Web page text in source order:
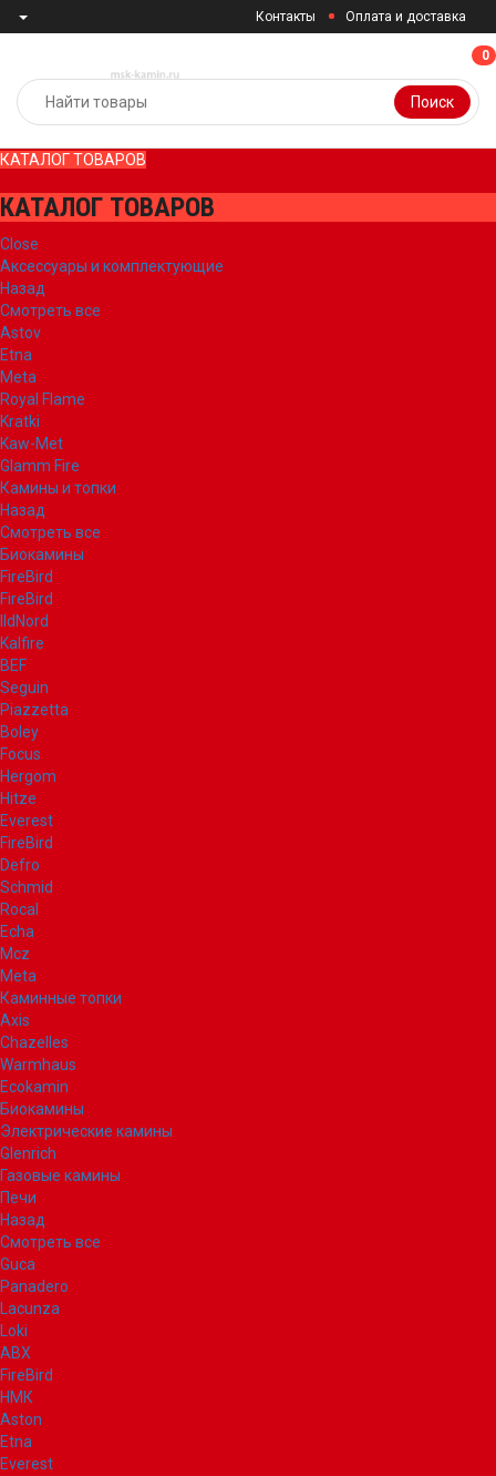
Контакты Оплата и доставка
Поиск
00
КАТАЛОГ ТОВАРОВ
КАТАЛОГ ТОВАРОВ
Close
Аксессуары и комплектующие
Назад
Смотреть все
Astov
Etna
Meta
Royal Flame
Kratki
Kaw-Met
Glamm Fire
Камины и топки
Назад
Смотреть все
Биокамины
FireBird
FireBird
IldNord
Kalfire
BEF
Seguin
Piazzetta
Boley
Focus
Hergom
Hitze
Everest
FireBird
Defro
Schmid
Rocal
Echa
Mcz
Meta
Каминные топки
Axis
Chazelles
Warmhaus
Ecokamin
Биокамины
Электрические камины
Glenrich
Газовые камины
Печи
Назад
Смотреть все
Guca
Panadero
Lacunza
Loki
ABX
FireBird
НМК
Aston
Etna
Everest